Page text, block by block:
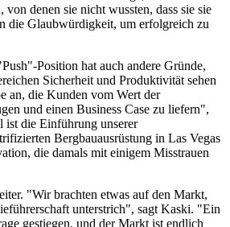
denen sie nicht wussten, dass sie sie
die Glaubwürdigkeit, um erfolgreich zu
Position hat auch andere Gründe,
Sicherheit und Produktivität sehen
an, die Kunden vom Wert der
und einen Business Case zu liefern",
die Einführung unserer
Bergbauausrüstung in Las Vegas
die damals mit einigem Misstrauen
"Wir brachten etwas auf den Markt,
unterstrich", sagt Kaski. "Ein
gestiegen, und der Markt ist endlich